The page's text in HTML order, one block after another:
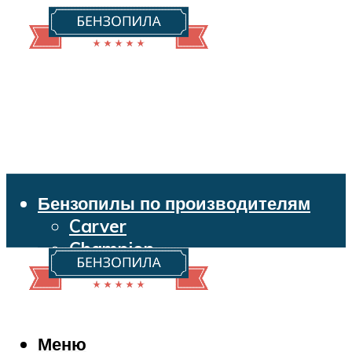
Бензопилы по производителям
Carver
Champion
Echo
Husqvarna
Makita
Меню